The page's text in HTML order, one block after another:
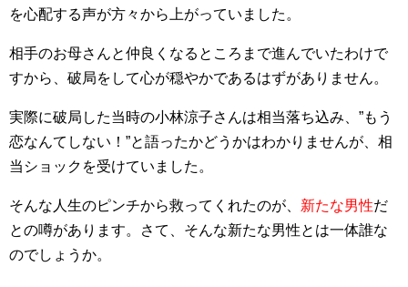
を心配する声が方々から上がっていました。
相手のお母さんと仲良くなるところまで進んでいたわけで
すから、破局をして心が穏やかであるはずがありません。
実際に破局した当時の小林涼子さんは相当落ち込み、”もう
恋なんてしない！”と語ったかどうかはわかりませんが、相
当ショックを受けていました。
そんな人生のピンチから救ってくれたのが、 新たな男性だ
との噂があります。さて、そんな新たな男性とは一体誰な
のでしょうか。